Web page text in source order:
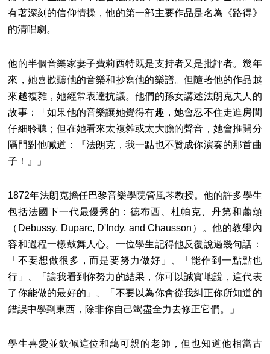
有著深刻的信仰情操，他的第一部主要作品是名為《路得》
的清唱劇。
他的半個音樂家妻子費莉西特既是支持者又是批評者。幾年
來，她喜歡聽他的音樂和抄寫他的樂譜。但隨著他的作品越
來越複雜，她經常表達抗議。他們的孫女講述法朗克夫人的
故事：「如果他的音樂讓她覺得有趣，她會忍不住走進房間
仔細聆聽；但在她看來太複雜或太大膽的聲音，她會推開分
隔門對他喊道：『法朗克，我一點也不贊成你演奏的那首曲
子！』」
1872年法朗克擔任巴黎音樂學院管風琴教授。他的許多學生
包括法國下一代最優秀的：德布西、杜帕克、丹第和蕭頌
（Debussy, Duparc, D'Indy, and Chausson）。他的教學內
容和過程一樣鼓舞人心。一位學生記得他反覆說過幾句話：
「不要想做很多，而是要努力做好」、「能作到一點點也
行」、「讓我看到你努力的結果，你可以誠實地說，這代表
了你能做的最好的」、「不要以為你會從我糾正你所知道的
錯誤中學到東西，除非你自己竭盡全力去修正它們。」
學生喜愛並欽佩這位和藹可親的老師，但也知道他相當古